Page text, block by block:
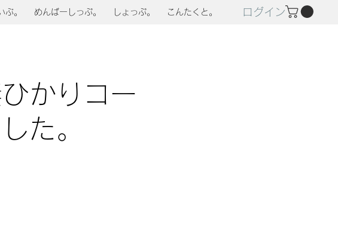
ぶ。 めんばーしっぷ。 しょっぷ。 こんたくと。 ログイン
かりコー
た。